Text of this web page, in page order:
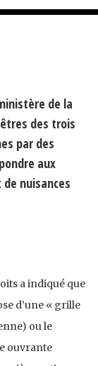
de la
des trois
par des
aux
nuisances
a indiqué que
d’une « grille
ou le
ouvrante